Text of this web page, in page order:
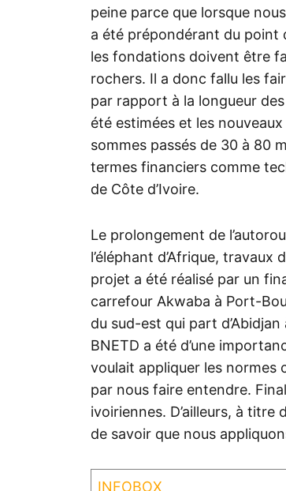
peine parce que lorsque
a été prépondérant du point
les fondations doivent être
rochers. Il a donc fallu les
par rapport à la longueur
été estimées et les
sommes passés de 30 à 80
termes financiers comme
de Côte d’Ivoire.
Le prolongement de
l’éléphant d’Afrique,
projet a été réalisé par un
carrefour Akwaba à Port-
du sud-est qui part
BNETD a été d’une
voulait appliquer les normes
par nous faire entendre.
ivoiriennes. D’ailleurs, à
de savoir que nous